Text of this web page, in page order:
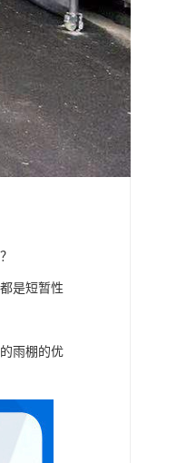
是短暂性
雨棚的优